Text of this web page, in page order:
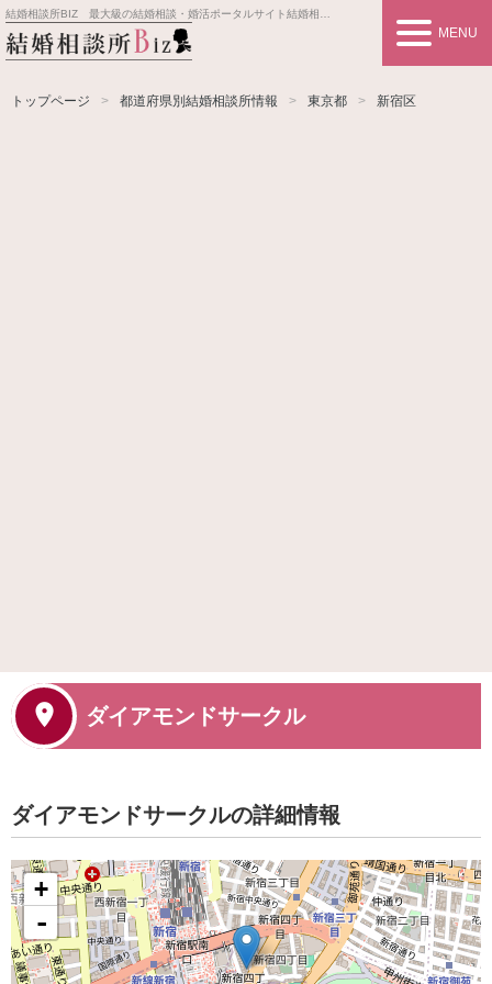
結婚相談所BIZ 最大級の結婚相談・婚活ポータルサイト結婚相談所事業者情報や婚活お見合いの悩み、対策を紹介します。
MENU
トップページ 都道府県別結婚相談所情報 東京都 新宿区
ダイアモンドサークル
ダイアモンドサークルの詳細情報
+
-